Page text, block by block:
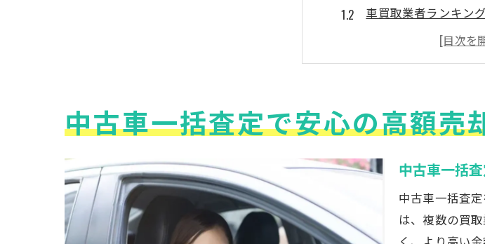
車買取業者ランキン
中古車査定時に注意
安心取引に欠かせな
神奈川県で中古車売
効率的な中古車売却なら一
中古車の一括査定で
車を売るならどこが
一括査定サイトの仕
中古車一括査定で安心の高額売
中古車一括
中古車一括査
は、複数の買